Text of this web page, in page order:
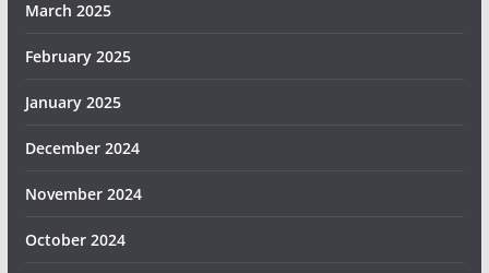
March 2025
February 2025
January 2025
December 2024
November 2024
October 2024